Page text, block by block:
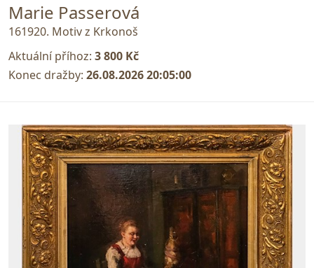
Marie Passerová
161920. Motiv z Krkonoš
Aktuální příhoz: 3 800 Kč
Konec dražby: 26.08.2026 20:05:00